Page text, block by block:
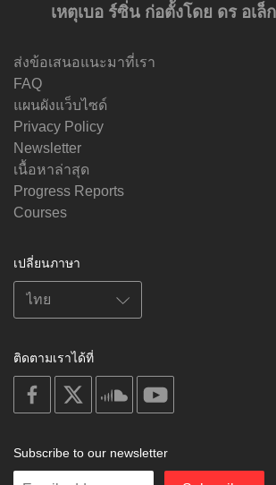
เหตุเบอ ร์ซิ่น ก่อตั้งโดย ดร อเล็
ส่งข้อเสนอแนะมาที่เรา
FAQ
แผนผังแว็บไซด์
Privacy Policy
Newsletter
เนื้อหาล่าสุด
Progress Reports
Courses
เปลี่ยนภาษา
ติดตามเราได้ที่
on
facebook
soundcloud
Subscribe to our newsletter
Enter